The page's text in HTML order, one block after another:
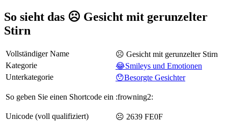
So sieht das ☹️ Gesicht mit gerunzelter
Stirn
Vollständiger Name
☹️ Gesicht mit gerunzelter Stirn
Kategorie
😂Smileys und Emotionen
Unterkategorie
😯Besorgte Gesichter
So geben Sie einen Shortcode ein :frowning2:
Unicode (voll qualifiziert)
☹️ 2639 FE0F